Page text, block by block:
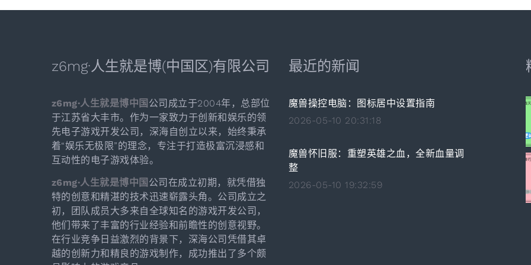
z6mg·人生就是博(中国区)有限公司
z6mg·人生就是博中国 公司成立于2004年，总部位
于江苏省大丰市。作为一家致力于创新和娱乐的领
先电子游戏开发公司，深海自创立以来，始终秉承
着“娱乐无极限”的理念，专注于打造极富沉浸感和
互动性的电子游戏体验。
z6mg·人生就是博中国 公司在成立初期，就凭借独
特的创意和精湛的技术迅速崭露头角。公司成立之
初，团队成员大多来自全球知名的游戏开发公司，
他们带来了丰富的行业经验和前瞻性的创意视野。
在行业竞争日益激烈的背景下，深海公司凭借其卓
越的创新力和精良的游戏制作，成功推出了多个颇
最近的新闻
魔兽操控电脑：图标居中设置指南
2026-05-10 20:31:18
魔兽怀旧服：重塑英雄之血，全新血量调
整
2026-05-10 19:32:59